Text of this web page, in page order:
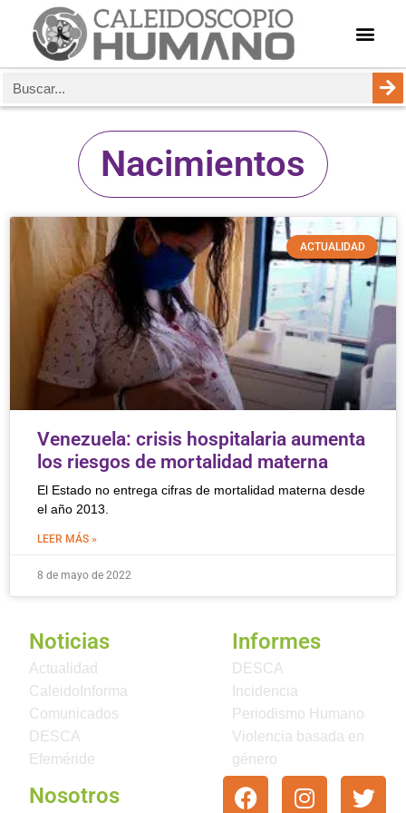
Nacimientos
ACTUALIDAD
Venezuela: crisis hospitalaria aumenta
los riesgos de mortalidad materna
El Estado no entrega cifras de mortalidad materna desde
el año 2013.
LEER MÁS »
8 de mayo de 2022
Noticias
Actualidad
CaleidoInforma
Comunicados
DESCA
Efeméride
Informes
DESCA
Incidencia
Periodismo Humano
Violencia basada en
género
Nosotros